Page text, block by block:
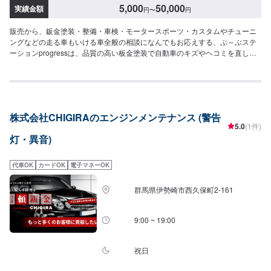
実績金額 5,000円〜50,000円
販売から、鈑金塗装・整備・車検・モータースポーツ・カスタムやチューニ
ングなどの走る車もいける車全般の相談になんでもお応えする、ぶ～ぶステ
ーションprogressは、品質の高い板金塗装で自動車のキズやヘコミを直しま
ので、お気軽にお問い合わせください。ブレーキパッドの交換や車内のクリ
ドバイスを心掛けております。--------------------------------------------------【1】オ
ファーにてお問い合わせ【2】お見積り【3】お見積りにご納得いただければ
作業開始【4】仕上がり次第納車-----納期について-----納期は通常2日～3日程
さい。-----代車について-----無料の代車をご用意しています。お車の作業中は
代車をご利用ください。※代車の燃料代はお客様にご負担いただいておりま
す。-----ご来店時の注意、受付方法-----当工場は太田桐生インターチェンジか
ら５分入庫の際はお気をつけてお越しください。駐車スペースは工場前の空
いているスペースに駐車してください。受付はスタッフへ「メンテモで予約
しました」とお伝えください。ご案内いたします。【定休日・営業時間】定
休日：日曜日営業時間：9:00~19:00
株式会社CHIGIRAのエンジンメンテナンス (警告
灯・異音)
5.0(1件)
代車OK カードOK 電子マネーOK
群馬県伊勢崎市西久保町2-161
9:00 ~ 19:00
祝日